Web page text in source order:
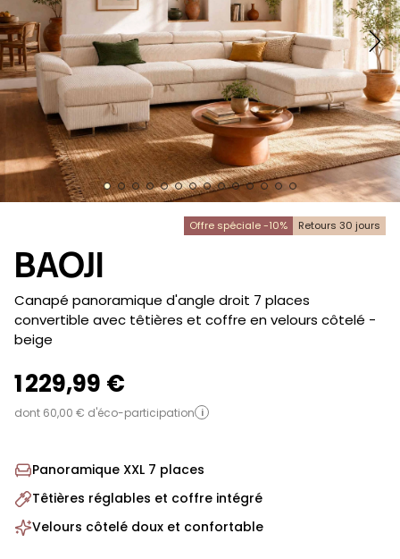
Offre spéciale -10% Retours 30 jours
BAOJI
-
Canapé panoramique d'angle droit 7 places
convertible avec têtières et coffre en velours côtelé -
beige
1 229,99 €
dont 60,00 € d'éco-participation i
Panoramique XXL 7 places
Têtières réglables et coffre intégré
Velours côtelé doux et confortable